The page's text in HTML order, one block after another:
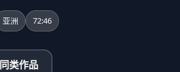
亚洲 72:46
同类作品